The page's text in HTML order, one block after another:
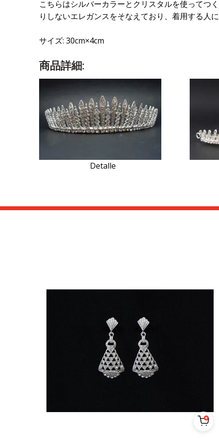
こちらはシルバーカラーとクリスタルを使ってつ
りしないエレガンスをそなえており、着用する人
サイズ: 30cm×4cm
商品詳細:
Detalle